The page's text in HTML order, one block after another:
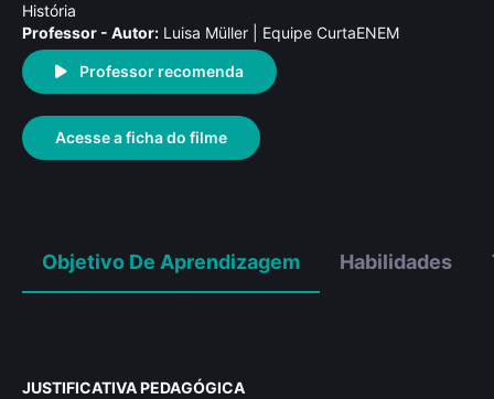
História
Professor - Autor: Luisa Müller | Equipe CurtaENEM
Professor recomenda
Acesse a ficha do filme
Objetivo De Aprendizagem Habilidades
JUSTIFICATIVA PEDAGÓGICA